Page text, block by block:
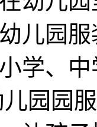
儿园
学、
园园